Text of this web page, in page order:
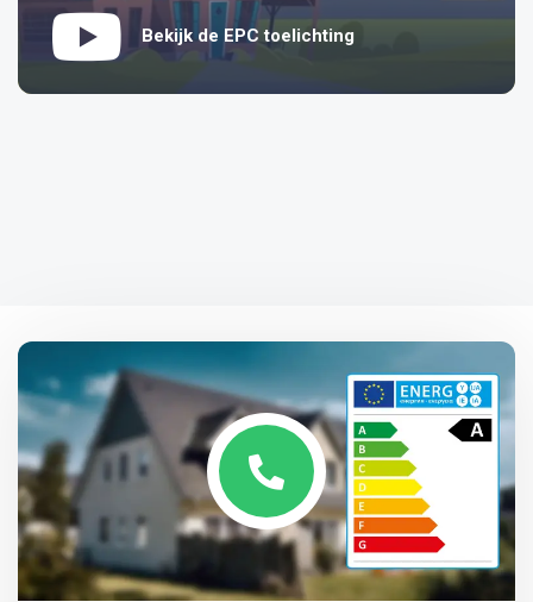
Bekijk de EPC toelichting